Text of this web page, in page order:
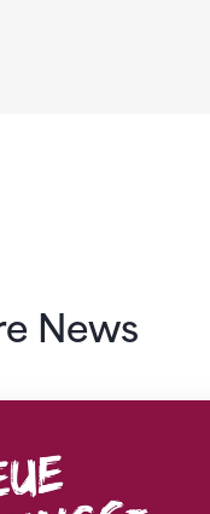
News
ab 1. August 2026